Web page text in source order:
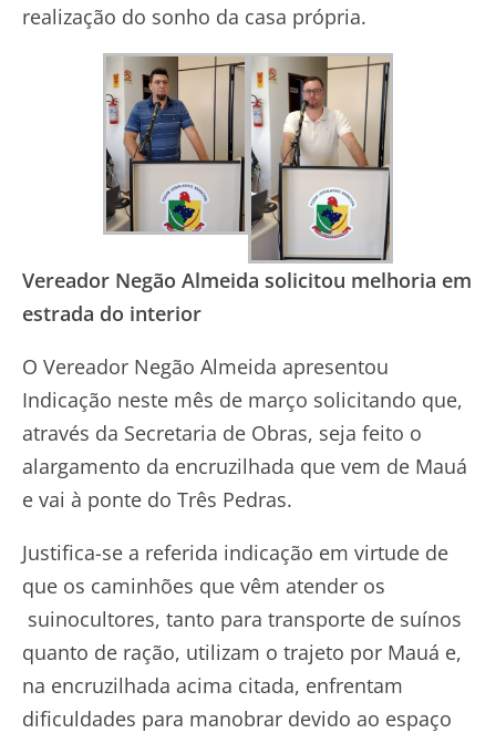
realização do sonho da casa própria.
Vereador Negão Almeida solicitou melhoria em
estrada do interior
O Vereador Negão Almeida apresentou
Indicação neste mês de março solicitando que,
através da Secretaria de Obras, seja feito o
alargamento da encruzilhada que vem de Mauá
e vai à ponte do Três Pedras.
Justifica-se a referida indicação em virtude de
que os caminhões que vêm atender os
suinocultores, tanto para transporte de suínos
quanto de ração, utilizam o trajeto por Mauá e,
na encruzilhada acima citada, enfrentam
dificuldades para manobrar devido ao espaço